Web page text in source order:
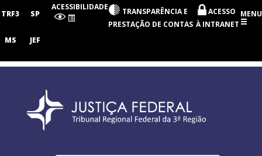
Regional
3ª
TRF3 SP
MS JEF
ACESSIBILIDADE
TRANSPARÊNCIA E
PRESTAÇÃO DE CONTAS
ACESSO
À INTRANET
MENU